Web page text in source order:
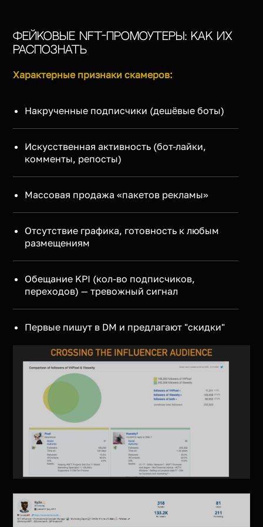
Фейковые NFT-промоутеры: Как их
распознать
Характерные признаки скамеров:
Накрученные подписчики (дешёвые боты)
Искусственная активность (бот-лайки,
комменты, репосты)
Массовая продажа «пакетов рекламы»
Отсутствие графика, готовность к любым
размещениям
Обещание KPI (кол-во подписчиков,
переходов) — тревожный сигнал
Первые пишут в DM и предлагают "скидки"